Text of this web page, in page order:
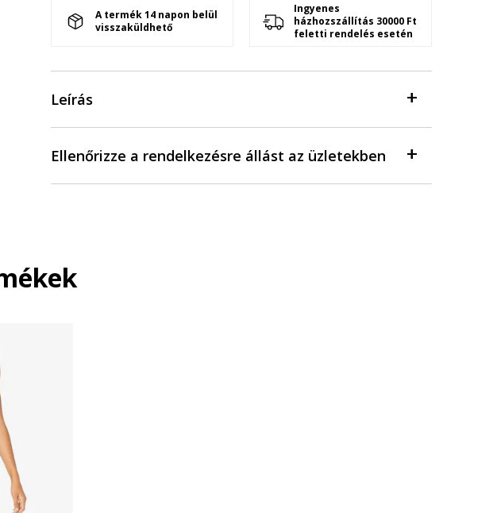
A termék 14 napon belül
visszaküldhető
Ingyenes
házhozszállítás 30000 Ft
feletti rendelés esetén
Leírás
Ellenőrizze a rendelkezésre állást az üzletekben